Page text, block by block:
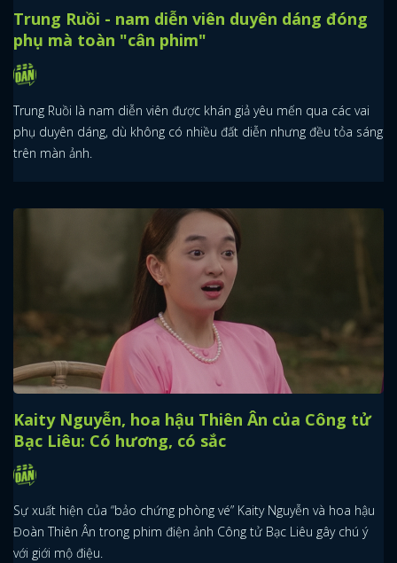
Trung Ruồi - nam diễn viên duyên dáng đóng
phụ mà toàn "cân phim"
Trung Ruồi là nam diễn viên được khán giả yêu mến qua các vai
phụ duyên dáng, dù không có nhiều đất diễn nhưng đều tỏa sáng
trên màn ảnh.
Kaity Nguyễn, hoa hậu Thiên Ân của Công tử
Bạc Liêu: Có hương, có sắc
Sự xuất hiện của “bảo chứng phòng vé” Kaity Nguyễn và hoa hậu
Đoàn Thiên Ân trong phim điện ảnh Công tử Bạc Liêu gây chú ý
với giới mộ điệu.